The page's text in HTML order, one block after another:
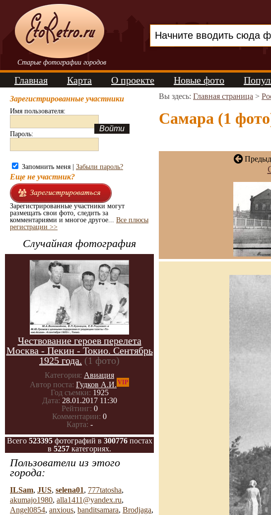
Старые фотографии городов
Главная Карта О проекте Новые фото
Зарегистрированные участники
Имя пользователя:
Пароль:
Запомнить меня | Забыли пароль?
Еще не участник?
Зарегистрированные участники могут
размещать свои фото, следить за
комментариями и многое другое... Все плюсы
регистрации >>
Случайная фотография
Чествование героев перелета
Москва - Пекин - Токио. Сентябрь
1925 года. (1 фото)
Категория: Авиация
Автор поста: Гудков А.И. VIP
Год съемки: 1925
Дата: 28.01.2017 11:30
Рейтинг: 0
Комментарии: 0
Карта: -
Всего 523395фотографий в 300776постах
в 5257 категориях.
Пользователи из этого
города:
ILSam, JUS, selena01, 777tatosha,
akumajo1980, alla1411@yandex.ru,
Angel0854, anxious, banditsamara, Brodjaga,
Вы здесь: Главная страница >
Самара (1